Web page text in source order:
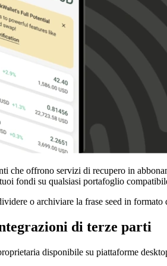
che offrono servizi di recupero in
fondi su qualsiasi portafoglio
o archiviare la frase seed in
di terze parti
disponibile su piattaforme